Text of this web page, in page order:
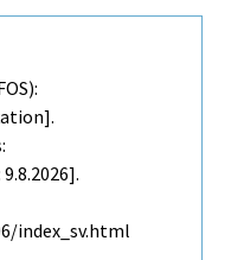
index_sv.html